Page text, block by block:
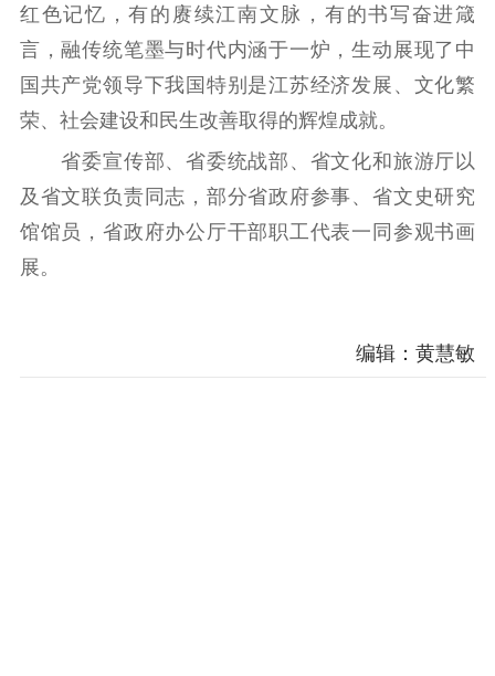
文化文艺
精品生产 文化惠民
文化传承
文化交流
体制改革
文化产业
紫金文化艺术节
品牌活动 紫艺舞台
精神文明
红色记忆，有的赓续江南文脉，有的书写奋进箴
言，融传统笔墨与时代内涵于一炉，生动展现了中
国共产党领导下我国特别是江苏经济发展、文化繁
荣、社会建设和民生改善取得的辉煌成就。
省委宣传部、省委统战部、省文化和旅游厅以
及省文联负责同志，部分省政府参事、省文史研究
馆馆员，省政府办公厅干部职工代表一同参观书画
展。
编辑：黄慧敏